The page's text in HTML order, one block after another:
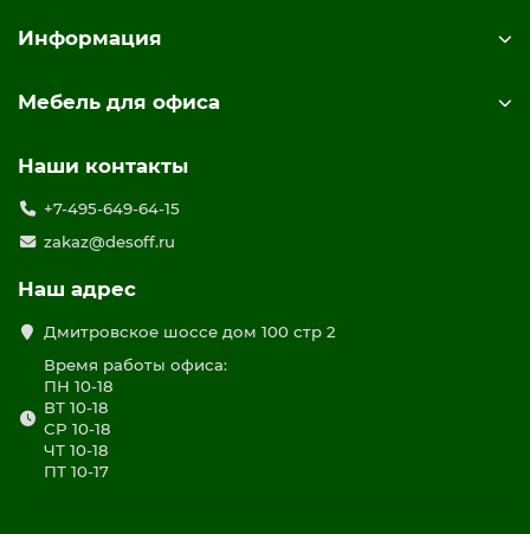
Информация
Мебель для офиса
Наши контакты
+7-495-649-64-15
zakaz@desoff.ru
Наш адрес
Дмитровское шоссе дом 100 стр 2
Время работы офиса:
ПН 10-18
ВТ 10-18
СР 10-18
ЧТ 10-18
ПТ 10-17